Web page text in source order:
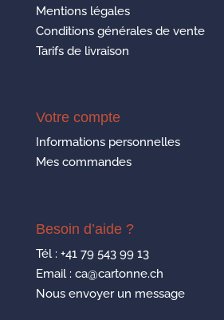
Mentions légales
Conditions générales de vente
Tarifs de livraison
Votre compte
Informations personnelles
Mes commandes
Besoin d’aide ?
Tél : +41 79 543 99 13
Email : ca@cartonne.ch
Nous envoyer un message